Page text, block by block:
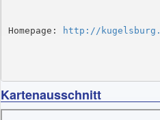
Homepage: http://
Kartenausschnitt